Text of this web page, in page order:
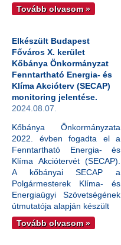
Tovább olvasom »
Elkészült Budapest
Főváros X. kerület
Kőbánya Önkormányzat
Fenntartható Energia- és
Klíma Akcióterv (SECAP)
monitoring jelentése.
2024.08.07.
Kőbánya Önkormányzata
2022. évben fogadta el a
Fenntartható Energia- és
Klíma Akciótervét (SECAP).
A kőbányai SECAP a
Polgármesterek Klíma- és
Energiaügyi Szövetségének
útmutatója alapján készült
Tovább olvasom »